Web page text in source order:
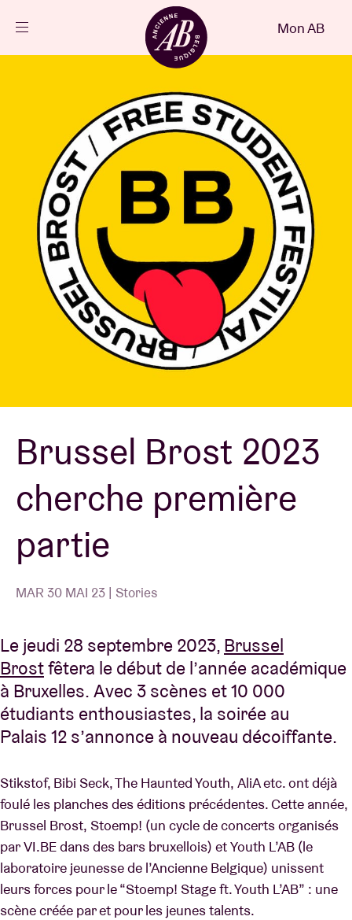
FR
Projets
Actualités
Infos visiteurs
AB ❤ you
Location de salles
BRDCST
ABtv
Chèque-concert
À propos de l'AB
Contact
Mon AB
Brussel Brost 2023
cherche première
partie
MAR 30 MAI 23 | Stories
Le jeudi 28 septembre 2023, Brussel
Brostfêtera le début de l’année académique
à Bruxelles. Avec 3 scènes et 10 000
étudiants enthousiastes, la soirée au
Palais 12 s’annonce à nouveau décoiffante.
Stikstof, Bibi Seck, The Haunted Youth, AliA etc. ont déjà
foulé les planches des éditions précédentes. Cette année,
Brussel Brost, Stoemp! (un cycle de concerts organisés
par VI.BE dans des bars bruxellois) et Youth L’AB (le
laboratoire jeunesse de l’Ancienne Belgique) unissent
leurs forces pour le “Stoemp! Stage ft. Youth L’AB” : une
scène créée par et pour les jeunes talents.